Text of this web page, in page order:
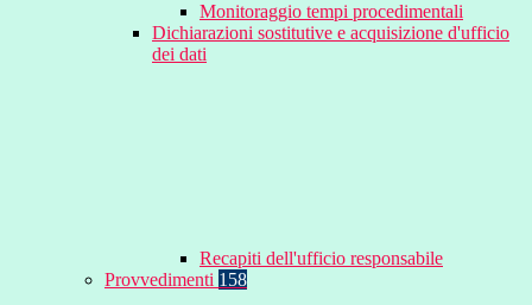
Monitoraggio tempi procedimentali
Dichiarazioni sostitutive e acquisizione d'ufficio
dei dati
Recapiti dell'ufficio responsabile
Provvedimenti 158